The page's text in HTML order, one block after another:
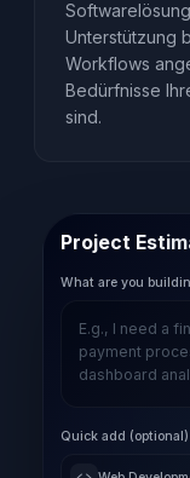
Unterstützung
Workflows
Bedürfnisse
sind.
Project
What are you
Quick add (optional)